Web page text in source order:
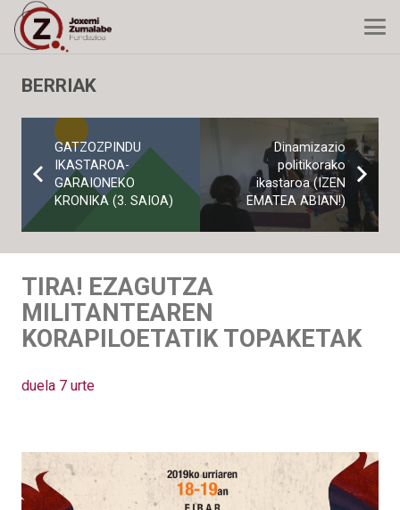
BERRIAK
GATZOZPINDU
IKASTAROA-
GARAIONEKO
KRONIKA (3. SAIOA)
Dinamizazio
politikorako
ikastaroa (IZEN
EMATEA ABIAN!)
TIRA! EZAGUTZA
MILITANTEAREN
KORAPILOETATIK TOPAKETAK
duela 7 urte